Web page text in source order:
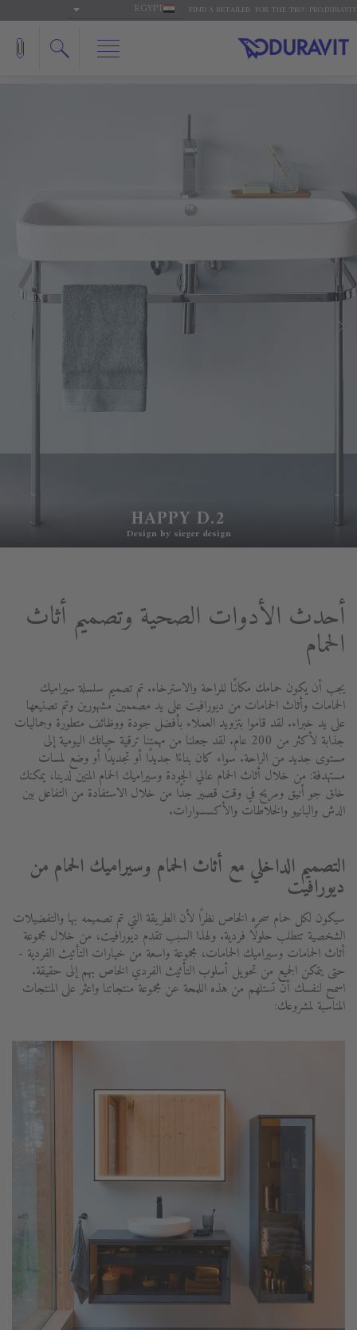
FOR THE 'PRO': PRO.DURAVIT
FIND A RETAILER
EGYPT
HAPPY D.2
Design by sieger design
أحدث الأدوات الصحية وتصميم أثاث
الحمام
يجب أن يكون حمامك مكانًا للراحة والاسترخاء. تم تصميم سلسلة سيراميك
الحمامات وأثاث الحمامات من ديورافيت على يد مصممين مشهورين وتم تصنيعها
على يد خبراء. لقد قاموا بتزويد العملاء بأفضل جودة ووظائف متطورة وجماليات
جذابة لأكثر من 200 عام. لقد جعلنا من مهمتنا ترقية حياتك اليومية إلى
مستوى جديد من الراحة. سواء كان بناءًا جديدًا أو تجديدًا أو وضع لمسات
مستهدفة: من خلال أثاث الحمام عالي الجودة وسيراميك الحمام المتين لدينا، يمكنك
خلق جو أنيق ومريح في وقت قصير جدًا من خلال الاستفادة من التفاعل بين
الدش والبانيو والخلاطات والأكسسوارات.
التصميم الداخلي مع أثاث الحمام وسيراميك الحمام من
ديورافيت
سيكون لكل حمام سحره الخاص نظرًا لأن الطريقة التي تم تصميمه بها والتفضيلات
الشخصية تتطلب حلولًا فردية. ولهذا السبب تقدم ديورافيت، من خلال مجموعة
أثاث الحمامات وسيراميك الحمامات، مجموعة واسعة من خيارات التأثيث الفردية -
حتى يتمكن الجميع من تحويل أسلوب التأثيث الفردي الخاص بهم إلى حقيقة.
اسمح لنفسك أن تستلهم من هذه اللمحة عن مجموعة منتجاتنا واعثر على المنتجات
المناسبة لمشروعك: